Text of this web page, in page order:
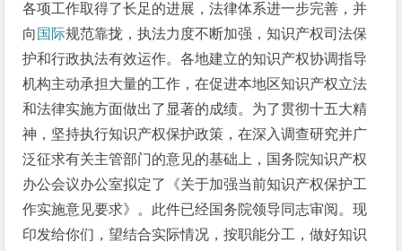
各项工作取得了长足的进展，法律体系进一步完善，并
向 国际规范靠拢，执法力度不断加强，知识产权司法保
护和行政执法有效运作。各地建立的知识产权协调指导
机构主动承担大量的工作，在促进本地区知识产权立法
和法律实施方面做出了显著的成绩。为了贯彻十五大精
神，坚持执行知识产权保护政策，在深入调查研究并广
泛征求有关主管部门的意见的基础上，国务院知识产权
办公会议办公室拟定了《关于加强当前知识产权保护工
作实施意见要求》。此件已经国务院领导同志审阅。现
印发给你们，望结合实际情况，按职能分工，做好知识